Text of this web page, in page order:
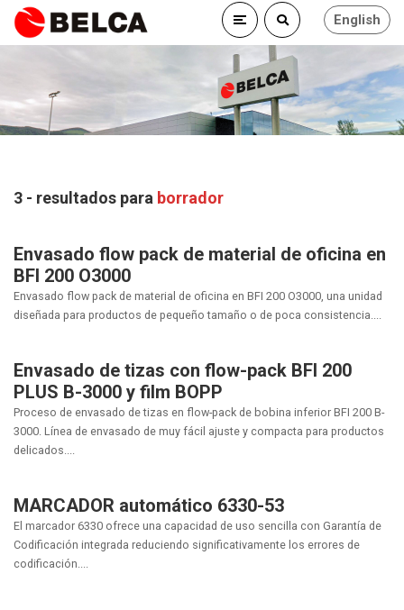
English
3 - resultados para borrador
Envasado flow pack de material de oficina en
BFI 200 O3000
Envasado flow pack de material de oficina en BFI 200 O3000, una unidad
diseñada para productos de pequeño tamaño o de poca consistencia....
Envasado de tizas con flow-pack BFI 200
PLUS B-3000 y film BOPP
Proceso de envasado de tizas en flow-pack de bobina inferior BFI 200 B-
3000. Línea de envasado de muy fácil ajuste y compacta para productos
delicados....
MARCADOR automático 6330-53
El marcador 6330 ofrece una capacidad de uso sencilla con Garantía de
Codificación integrada reduciendo significativamente los errores de
codificación....